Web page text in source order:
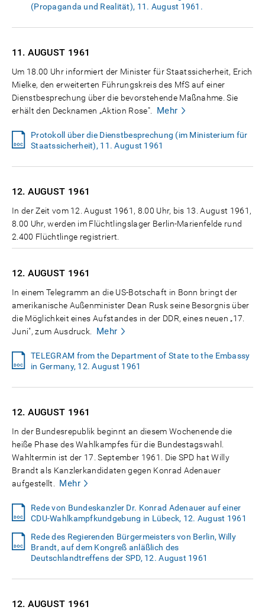
(Propaganda und Realität), 11. August 1961.
11. AUGUST 1961
Um 18.00 Uhr informiert der Minister für Staatssicherheit, Erich
Mielke, den erweiterten Führungskreis des MfS auf einer
Dienstbesprechung über die bevorstehende Maßnahme. Sie
erhält den Decknamen „Aktion Rose".
Mehr
Protokoll über die Dienstbesprechung (im Ministerium für
Staatssicherheit), 11. August 1961
12. AUGUST 1961
In der Zeit vom 12. August 1961, 8.00 Uhr, bis 13. August 1961,
8.00 Uhr, werden im Flüchtlingslager Berlin-Marienfelde rund
2.400 Flüchtlinge registriert.
12. AUGUST 1961
In einem Telegramm an die US-Botschaft in Bonn bringt der
amerikanische Außenminister Dean Rusk seine Besorgnis über
die Möglichkeit eines Aufstandes in der DDR, eines neuen „17.
Juni", zum Ausdruck.
Mehr
TELEGRAM from the Department of State to the Embassy
in Germany, 12. August 1961
12. AUGUST 1961
In der Bundesrepublik beginnt an diesem Wochenende die
heiße Phase des Wahlkampfes für die Bundestagswahl.
Wahltermin ist der 17. September 1961. Die SPD hat Willy
Brandt als Kanzlerkandidaten gegen Konrad Adenauer
aufgestellt.
Mehr
Rede von Bundeskanzler Dr. Konrad Adenauer auf einer
CDU-Wahlkampfkundgebung in Lübeck, 12. August 1961
Rede des Regierenden Bürgermeisters von Berlin, Willy
Brandt, auf dem Kongreß anläßlich des
Deutschlandtreffens der SPD, 12. August 1961
12. AUGUST 1961